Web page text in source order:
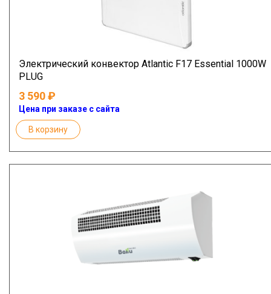
Электрический конвектор Atlantic F17 Essential 1000W
PLUG
3 590
Цена при заказе с сайта
В корзину